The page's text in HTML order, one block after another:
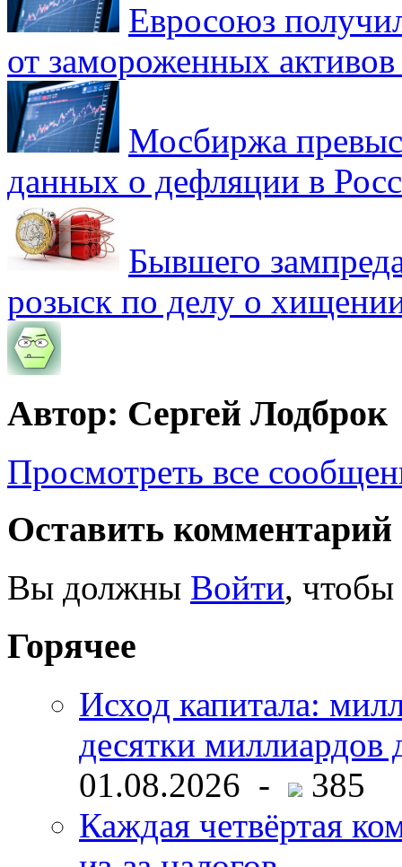
Евросоюз
от замороженных
Мосбиржа
данных о дефляции в
Бывшего
розыск по делу о
Автор: Сергей Лодброк
Просмотреть все
Оставить комментарий
Вы должны Войти, чтобы
Горячее
Исход капитала:
десятки миллиардов
01.08.2026 -
385
Каждая четвёртая